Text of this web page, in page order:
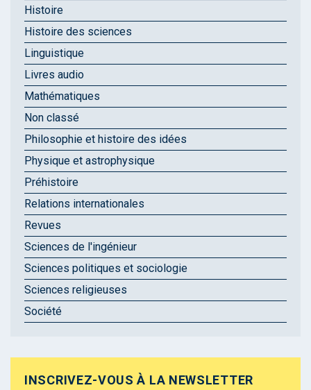
Histoire
Histoire des sciences
Linguistique
Livres audio
Mathématiques
Non classé
Philosophie et histoire des idées
Physique et astrophysique
Préhistoire
Relations internationales
Revues
Sciences de l'ingénieur
Sciences politiques et sociologie
Sciences religieuses
Société
INSCRIVEZ-VOUS À LA NEWSLETTER